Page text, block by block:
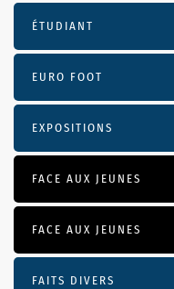
ÉTUDIANT
EURO FOOT
EXPOSITIONS
FACE AUX JEUNES
FACE AUX JEUNES
FAITS DIVERS